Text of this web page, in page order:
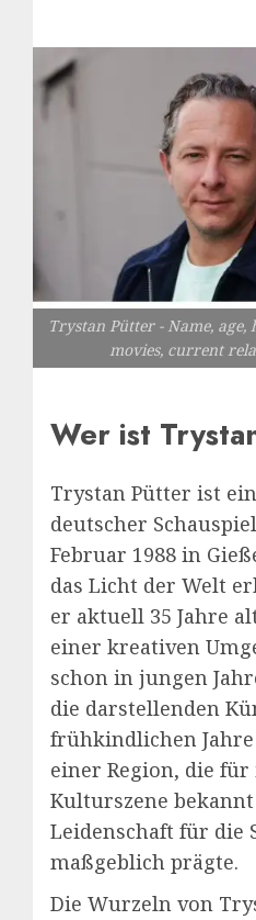
Trystan Pütter - Name,
movies, current
Wer ist
Trystan Pütter ist
deutscher
Februar 1988 in
das Licht der Welt
er aktuell 35 Jahre
einer kreativen
schon in jungen
die darstellenden
frühkindlichen
einer Region, die
Kulturszene
Leidenschaft für die
maßgeblich prägte.
Die Wurzeln von